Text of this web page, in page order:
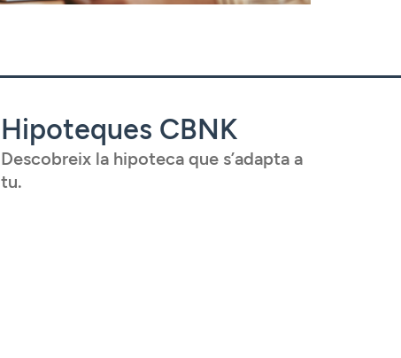
Hipoteques CBNK
Descobreix la hipoteca que s’adapta a
tu.